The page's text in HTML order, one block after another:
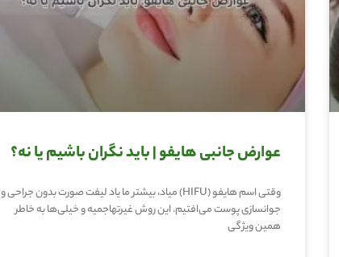
عوارض جانبی هایفو | باید نگران باشیم یا نه؟
وقتی اسم هایفو (HIFU) میاد، بیشتر ما یاد لیفت صورت بدون جراحی و
جوانسازی پوست می‌افتیم. این روش غیرتهاجمیه و خیلی‌ها به خاطر
همین ویژگی